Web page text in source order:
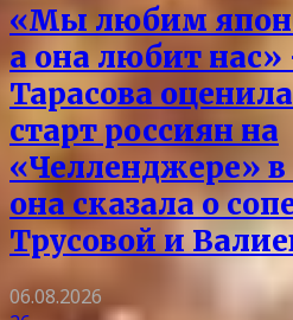
«Мы любим
а она любит
Тарасова
старт россиян на
«Челленджере»
она сказала о
Трусовой и
06.08.2026